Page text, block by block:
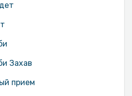
Захав
прием